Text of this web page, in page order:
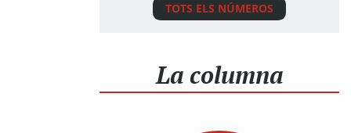
TOTS ELS NÚMEROS
La columna